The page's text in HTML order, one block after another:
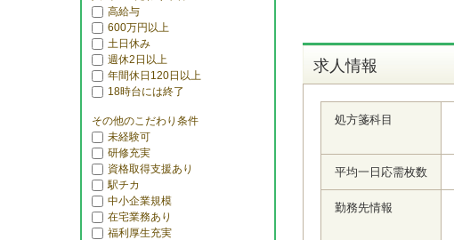
高給与
600万円以上
土日休み
週休2日以上
年間休日120日以上
18時台には終了
その他のこだわり条件
未経験可
研修充実
資格取得支援あり
駅チカ
中小企業規模
在宅業務あり
福利厚生充実
求人情報
処方箋科目
平均一日応需枚数
勤務先情報